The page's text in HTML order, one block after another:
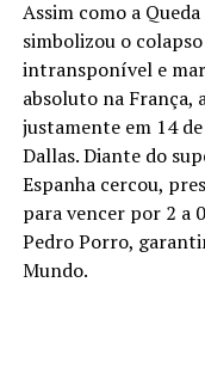
passou pelo
chegar ao Barça.
Com a sexta menor
Fúria deixou um
uma das sedes: é
possui nomes como
Nico Williams – que
a caminho do
elenco, como o
Assim como a
simbolizou o
intransponível e
absoluto na França,
justamente em 14
Dallas. Diante do
Espanha cercou,
para vencer por 2 a
Pedro Porro,
Mundo.